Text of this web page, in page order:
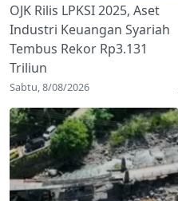
OJK Rilis LPKSI 2025, Aset
Industri Keuangan Syariah
Tembus Rekor Rp3.131
Triliun
Sabtu, 8/08/2026